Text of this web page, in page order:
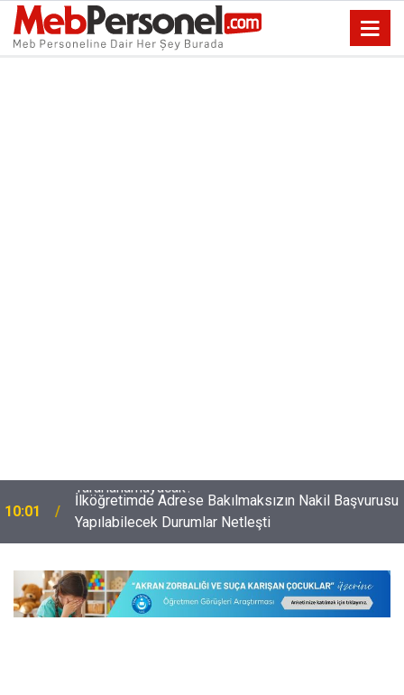
10:01
İlköğretimde Adrese Bakılmaksızın Nakil Başvurusu
Yapılabilecek Durumlar Netleşti